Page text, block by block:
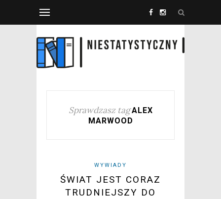
Sprawdzasz tag ALEX
MARWOOD
WYWIADY
ŚWIAT JEST CORAZ
TRUDNIEJSZY DO